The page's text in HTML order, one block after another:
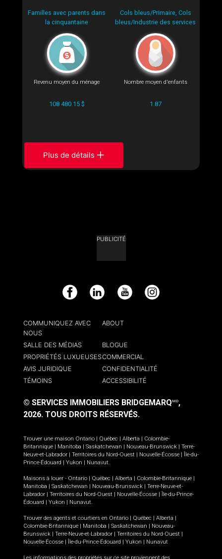
Familles avec parents dans
la cinquantaine
Cols bleus/Primaire, Cols
bleus/Industrie des services
Revenu moyen du ménage
108 480.15 $
Nombre moyen d'enfants
1.87
Plus de détails
PUBLICITÉ
Facebook LinkedIn YouTube Instagram
COMMUNIQUEZ AVEC
NOUS
ABOUT
SALLE DES MÉDIAS
BLOGUE
PROPRIÉTÉS LUXUEUSESCOMMERCIAL
AVIS JURIDIQUE
CONFIDENTIALITÉ
TÉMOINS
ACCESSIBILITÉ
© SERVICES IMMOBILIERS BRIDGEMARQ MD,
2026. TOUS DROITS RÉSERVÉS.
Trouver une maison Ontario | Québec | Alberta | Colombie-
Britannique | Manitoba | Saskatchewan | Nouveau-Brunswick | Terre-
Neuve-et-Labrador | Territoires du Nord-Ouest | Nouvelle-Écosse | Île-du-
Prince-Édouard | Yukon | Nunavut.
Maisons à louer - Ontario | Québec | Alberta | Colombie-Britannique |
Manitoba | Saskatchewan | Nouveau-Brunswick | Terre-Neuve-et-
Labrador | Territoires du Nord-Ouest | Nouvelle-Écosse | Île-du-Prince-
Édouard | Yukon | Nunavut.
Trouver des agents et courtiers en Ontario | Québec | Alberta |
Colombie-Britannique | Manitoba | Saskatchewan | Nouveau-
Brunswick | Terre-Neuve-et-Labrador | Territoires du Nord-Ouest |
Nouvelle-Écosse | Île-du-Prince-Édouard | Yukon | Nunavut